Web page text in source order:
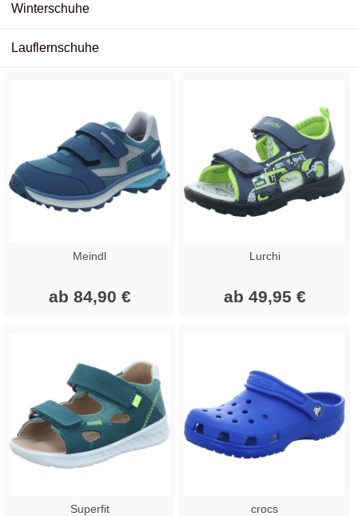
Winterschuhe
Lauflernschuhe
Meindl
ab 84,90 €
Lurchi
ab 49,95 €
Superfit crocs